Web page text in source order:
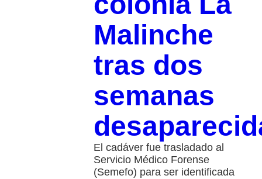
Malinche
tras dos
semanas
El cadáver fue trasladado al
Servicio Médico Forense
(Semefo) para ser identificada